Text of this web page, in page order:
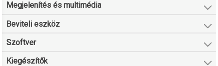
Megjelenítés és multimédia
Beviteli eszköz
Szoftver
Kiegészítők